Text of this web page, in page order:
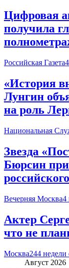
Цифровая
получила
Российская Газета
«История
Лунгин
на роль
Национальная
Звезда
Бюрсин
Вечерняя Москва4
Актер
что не
Москва244 недели
Август 2026